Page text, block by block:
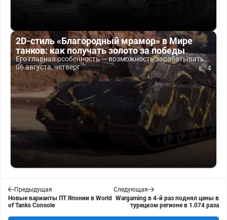
2D-стиль «Благородный мрамор» в Мире
танков: как получать золото за победы
Его главная особенность — возможность зарабатывать...
06 августа, четверг
4
Предыдущая
Новые варианты ПТ Японии в World
of Tanks Console
Следующая
Wargaming в 4-й раз поднял цены в
турецком регионе в 1.074 раза